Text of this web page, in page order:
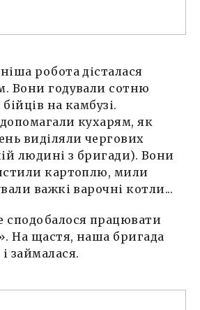
робота дісталася
Вони годували сотню
на камбузі.
кухарям, як
виділяли чергових
людині з бригади). Вони
картоплю, мили
важкі варочні котли...
сподобалося працювати
На щастя, наша бригада
займалася.